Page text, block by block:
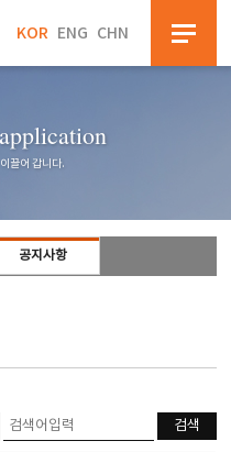
KOR ENG CHN
끌어 갑니다.
공지사항